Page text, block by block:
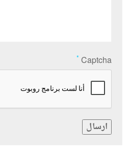
Captcha
*
ارسال